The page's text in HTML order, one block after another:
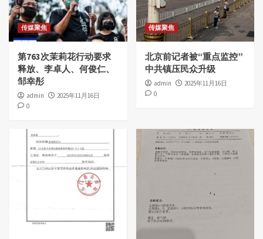
传媒聚焦
第763次茉莉花行动要求
释放、李卓人、何俊仁、
邹幸彤
admin
2025年11月16日
0
传媒聚焦
北京前记者被“重点监控”
中共镇压民众升级
admin
2025年11月16日
0